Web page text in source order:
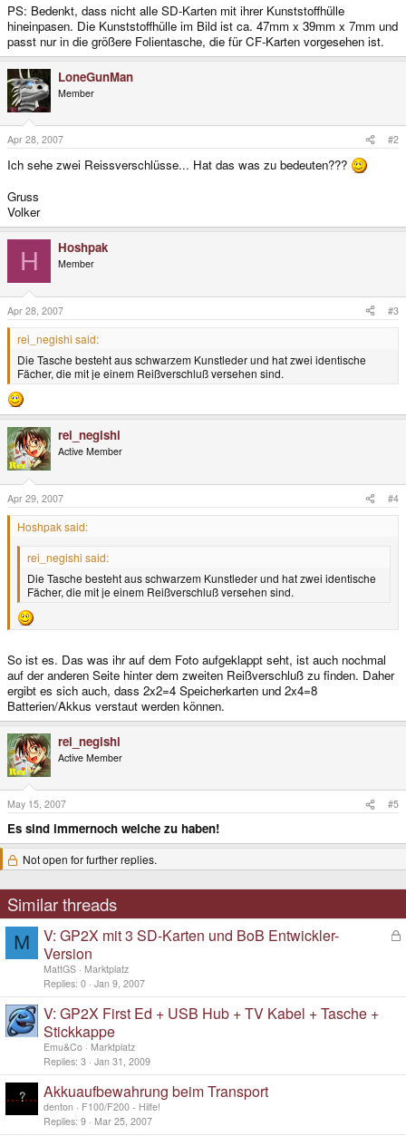
PS: Bedenkt, dass nicht alle SD-Karten mit ihrer Kunststoffhülle
hineinpasen. Die Kunststoffhülle im Bild ist ca. 47mm x 39mm x 7mm und
passt nur in die größere Folientasche, die für CF-Karten vorgesehen ist.
LoneGunMan
Member
Apr 28, 2007 #2
Ich sehe zwei Reissverschlüsse... Hat das was zu bedeuten???
Gruss
Volker
H Hoshpak
Member
Apr 28, 2007 #3
rei_negishi said:
Die Tasche besteht aus schwarzem Kunstleder und hat zwei identische
Fächer, die mit je einem Reißverschluß versehen sind.
rei_negishi
Active Member
Apr 29, 2007 #4
Hoshpak said:
rei_negishi said:
Die Tasche besteht aus schwarzem Kunstleder und hat zwei identische
Fächer, die mit je einem Reißverschluß versehen sind.
So ist es. Das was ihr auf dem Foto aufgeklappt seht, ist auch nochmal
auf der anderen Seite hinter dem zweiten Reißverschluß zu finden. Daher
ergibt es sich auch, dass 2x2=4 Speicherkarten und 2x4=8
Batterien/Akkus verstaut werden können.
rei_negishi
Active Member
May 15, 2007 #5
Es sind immernoch welche zu haben!
Not open for further replies.
Similar threads
M
L
e
V: GP2X mit 3 SD-Karten und BoB Entwickler-
Version
MattGS
Marktplatz
Replies 0 Jan 9, 2007
V: GP2X First Ed + USB Hub + TV Kabel + Tasche +
Stickkappe
Emu&Co
Marktplatz
Replies 3 Jan 31, 2009
Akkuaufbewahrung beim Transport
denton
F100/F200 - Hilfe!
Replies 9 Mar 25, 2007